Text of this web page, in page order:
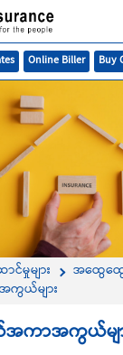
Buy
Online Biller
င်မှုများ
အထွေထွ
ကွယ်များ
အကာအကွယ်မျ